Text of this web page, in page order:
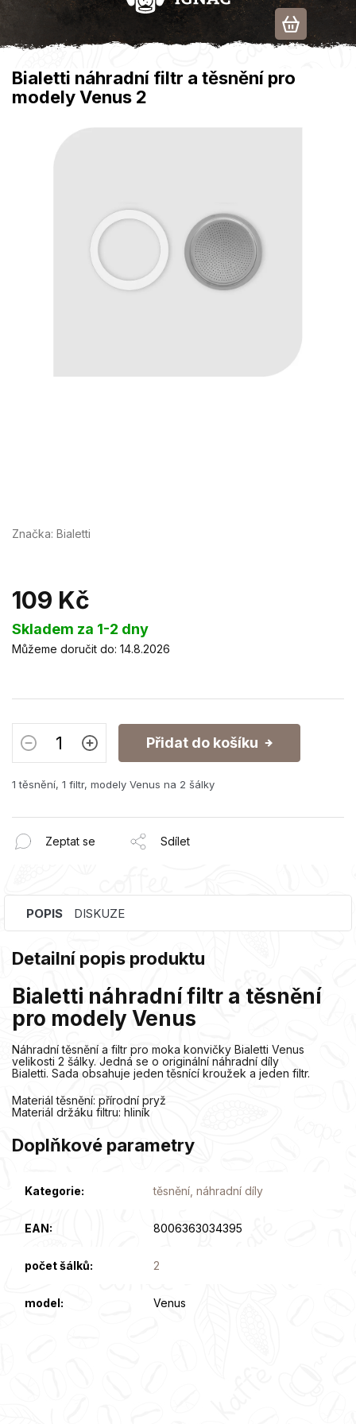
Přejít
Bialetti náhradní filtr a těsnění pro
modely Venus 2
Značka: Bialetti
109 Kč
Měrná
cena:
Skladem za 1-2 dny
Můžeme doručit do: 14.8.2026
Přidat do košíku
1 těsnění, 1 filtr, modely Venus na 2 šálky
Zeptat se Sdílet
POPIS DISKUZE
Detailní popis produktu
Bialetti náhradní filtr a těsnění
pro modely Venus
Náhradní těsnění a filtr pro moka konvičky Bialetti Venus
velikosti 2 šálky. Jedná se o originální náhradní díly
Bialetti. Sada obsahuje jeden těsnící kroužek a jeden filtr.
Materiál těsnění: přírodní pryž
Materiál držáku filtru: hliník
Doplňkové parametry
Kategorie: těsnění, náhradní díly
EAN: 8006363034395
počet šálků: 2
model: Venus